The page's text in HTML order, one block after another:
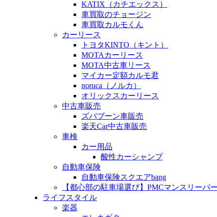
KATIX（カチエックス）
車買取のチョージン
車買取カルモくん
カーリース
トヨタKINTO（キント）
MOTAカーリース
MOTA中古車リース
マイカー定額カルモ君
noruca（ノルカ）
オリックスカーリース
中古車販売
ズバブーン車販売
楽天Car中古車販売
車検
カー用品
酸性カーシャンプ
自動車保険
自動車保険スクエアbang
【都心部の駐車場選び】PMCマンスリーパ
ライフスタイル
楽器